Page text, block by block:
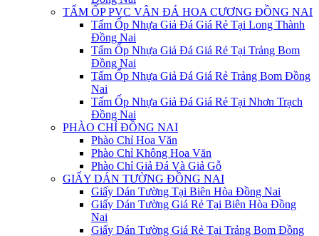
TẤM ỐP PVC VÂN ĐÁ HOA CƯƠNG ĐỒNG NAI
Tấm Ốp Nhựa Giả Đá Giá Rẻ Tại Long Thành
Đồng Nai
Tấm Ốp Nhựa Giả Đá Giá Rẻ Tại Trảng Bom
Đồng Nai
Tấm Ốp Nhựa Giả Đá Giá Rẻ Trảng Bom Đồng
Nai
Tấm Ốp Nhựa Giả Đá Giá Rẻ Tại Nhơn Trạch
Đồng Nai
PHÀO CHỈ ĐỒNG NAI
Phào Chỉ Hoa Văn
Phào Chỉ Không Hoa Văn
Phào Chỉ Giả Đá Và Giả Gỗ
GIẤY DÁN TƯỜNG ĐỒNG NAI
Giấy Dán Tường Tại Biên Hòa Đồng Nai
Giấy Dán Tường Giá Rẻ Tại Biên Hòa Đồng
Nai
Giấy Dán Tường Giá Rẻ Tại Trảng Bom Đồng